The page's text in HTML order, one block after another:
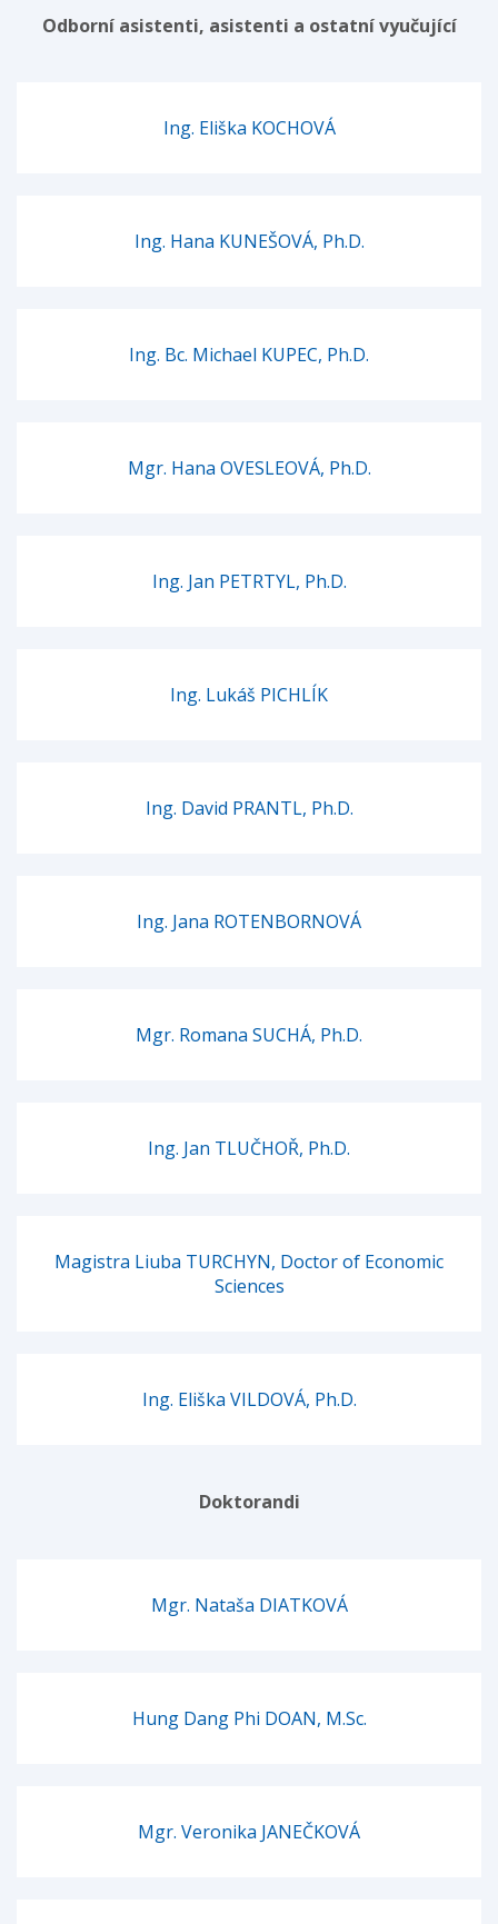
Odborní asistenti, asistenti a ostatní vyučující
Ing. Eliška KOCHOVÁ
Ing. Hana KUNEŠOVÁ, Ph.D.
Ing. Bc. Michael KUPEC, Ph.D.
Mgr. Hana OVESLEOVÁ, Ph.D.
Ing. Jan PETRTYL, Ph.D.
Ing. Lukáš PICHLÍK
Ing. David PRANTL, Ph.D.
Ing. Jana ROTENBORNOVÁ
Mgr. Romana SUCHÁ, Ph.D.
Ing. Jan TLUČHOŘ, Ph.D.
Magistra Liuba TURCHYN, Doctor of Economic
Sciences
Ing. Eliška VILDOVÁ, Ph.D.
Doktorandi
Mgr. Nataša DIATKOVÁ
Hung Dang Phi DOAN, M.Sc.
Mgr. Veronika JANEČKOVÁ